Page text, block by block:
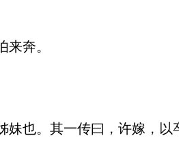
奔。
妹也。其一传曰，许嫁，